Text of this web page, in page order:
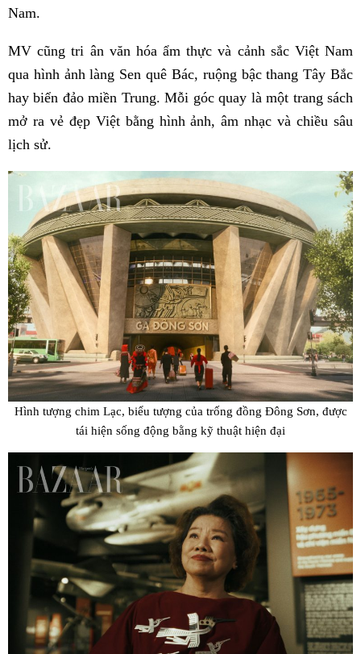
Nam.
MV cũng tri ân văn hóa ẩm thực và cảnh sắc Việt Nam
qua hình ảnh làng Sen quê Bác, ruộng bậc thang Tây Bắc
hay biển đảo miền Trung. Mỗi góc quay là một trang sách
mở ra vẻ đẹp Việt bằng hình ảnh, âm nhạc và chiều sâu
lịch sử.
Hình tượng chim Lạc, biểu tượng của trống đồng Đông Sơn, được
tái hiện sống động bằng kỹ thuật hiện đại